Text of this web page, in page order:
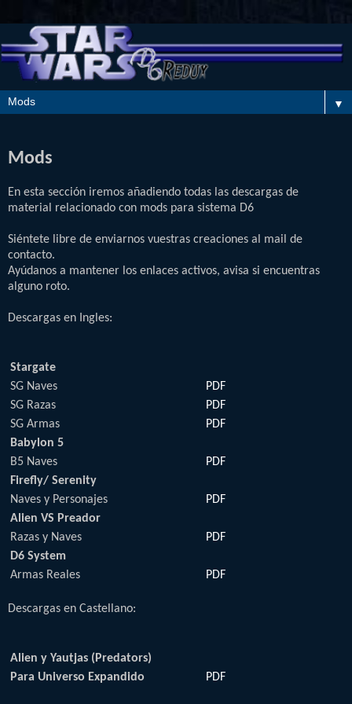
▼
Mods
En esta sección iremos añadiendo todas las descargas de
material relacionado con mods para sistema D6
Siéntete libre de enviarnos vuestras creaciones al mail de
contacto.
Ayúdanos a mantener los enlaces activos, avisa si encuentras
alguno roto.
Descargas en Ingles:
Stargate
SG Naves
PDF
SG Razas
PDF
SG Armas
PDF
Babylon 5
B5 Naves
PDF
Firefly/ Serenity
Naves y Personajes
PDF
Alien VS Preador
Razas y Naves
PDF
D6 System
Armas Reales
PDF
Descargas en Castellano:
Alien y Yautjas (Predators)
Para Universo Expandido
PDF